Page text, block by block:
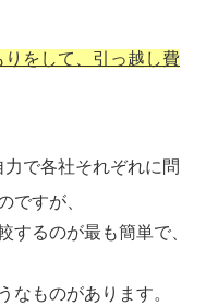
をして、引っ越し費
で各社それぞれに問
ですが、
するのが最も簡単で、
なものがあります。